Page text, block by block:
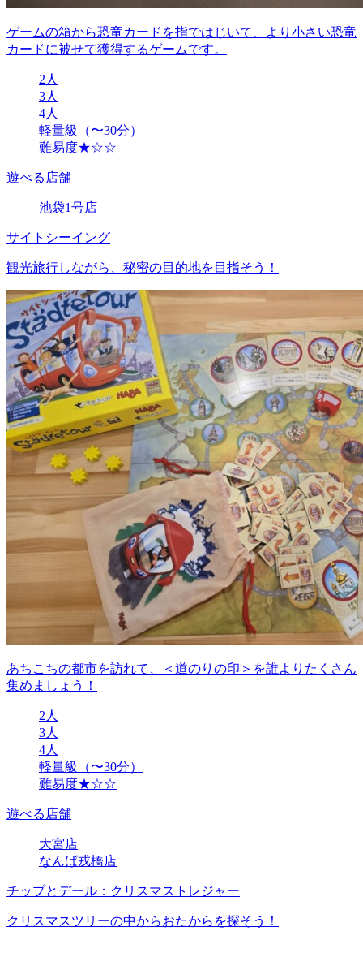
ゲームの箱から恐竜カードを指ではじいて、より小さい恐竜
カードに被せて獲得するゲームです。
2人
3人
4人
軽量級（〜30分）
難易度★☆☆
遊べる店舗
池袋1号店
サイトシーイング
観光旅行しながら、秘密の目的地を目指そう！
あちこちの都市を訪れて、＜道のりの印＞を誰よりたくさん
集めましょう！
2人
3人
4人
軽量級（〜30分）
難易度★☆☆
遊べる店舗
大宮店
なんば戎橋店
チップとデール：クリスマストレジャー
クリスマスツリーの中からおたからを探そう！